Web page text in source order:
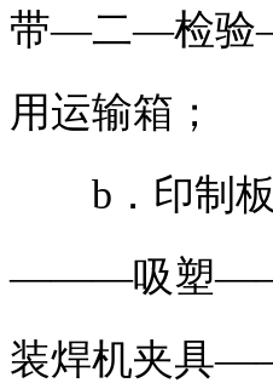
带—二—检
用运输箱；
b．印制板
———吸塑
装焊机夹具